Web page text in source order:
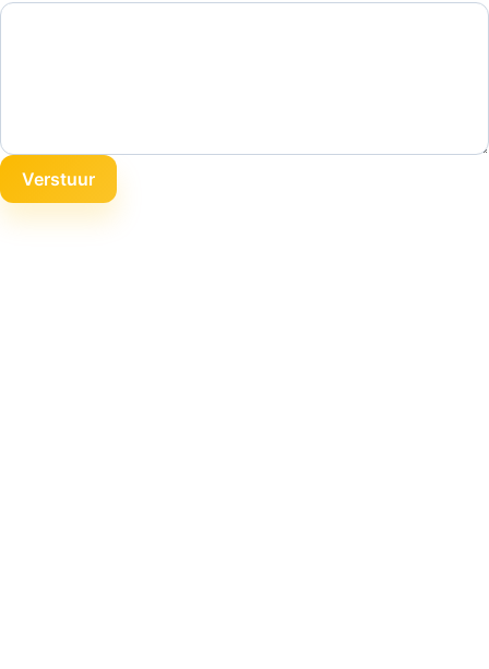
Verstuur